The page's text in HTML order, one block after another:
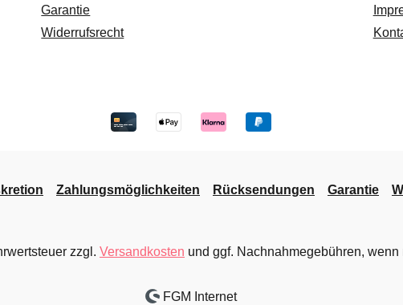
Garantie
Widerrufsrecht
Zahlungsmöglichkeiten Rücksendungen Garantie
zzgl. Versandkosten und ggf. Nachnahmegebühren,
FGM Internet